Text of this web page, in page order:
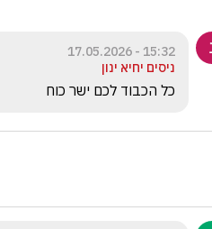
15:32 - 17.05.2026
ניסים יחיא ינון
כל הכבוד לכם ישר כוח